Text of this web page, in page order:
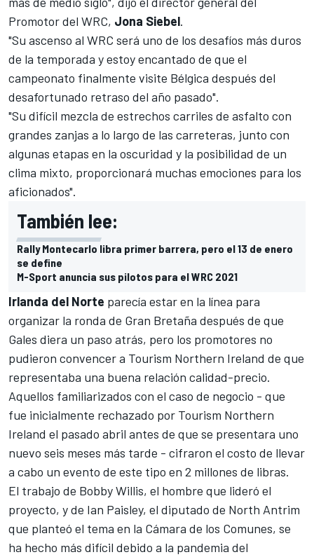
Promotor del WRC, Jona Siebel.
"Su ascenso al WRC será uno de los desafíos más duros
de la temporada y estoy encantado de que el
campeonato finalmente visite Bélgica después del
desafortunado retraso del año pasado".
"Su difícil mezcla de estrechos carriles de asfalto con
grandes zanjas a lo largo de las carreteras, junto con
algunas etapas en la oscuridad y la posibilidad de un
clima mixto, proporcionará muchas emociones para los
aficionados".
También lee:
Rally Montecarlo libra primer barrera, pero el 13 de enero
se define
M-Sport anuncia sus pilotos para el WRC 2021
Irlanda del Norte parecía estar en la línea para
organizar la ronda de Gran Bretaña después de que
Gales diera un paso atrás, pero los promotores no
pudieron convencer a Tourism Northern Ireland de que
representaba una buena relación calidad-precio.
Aquellos familiarizados con el caso de negocio - que
fue inicialmente rechazado por Tourism Northern
Ireland el pasado abril antes de que se presentara uno
nuevo seis meses más tarde - cifraron el costo de llevar
a cabo un evento de este tipo en 2 millones de libras.
El trabajo de Bobby Willis, el hombre que lideró el
proyecto, y de Ian Paisley, el diputado de North Antrim
que planteó el tema en la Cámara de los Comunes, se
ha hecho más difícil debido a la pandemia del